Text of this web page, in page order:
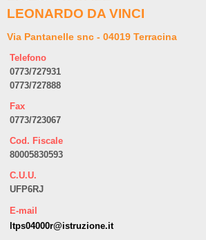
LEONARDO DA VINCI
Via Pantanelle snc - 04019 Terracina
Telefono
0773/727931
0773/727888
Fax
0773/723067
Cod. Fiscale
80005830593
C.U.U.
UFP6RJ
E-mail
ltps04000r@istruzione.it